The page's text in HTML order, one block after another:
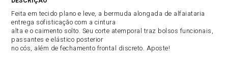
Feita em tecido plano e leve, a bermuda alongada de alfaiataria
entrega sofisticação com a cintura
alta e o caimento solto. Seu corte atemporal traz bolsos funcionais,
passantes e elástico posterior
no cós, além de fechamento frontal discreto. Aposte!